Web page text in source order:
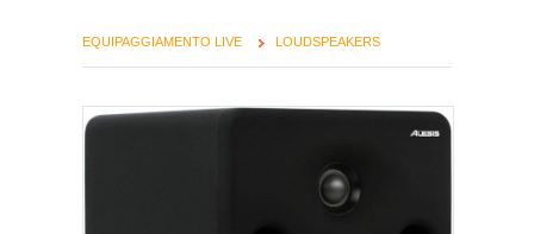
EQUIPAGGIAMENTO LIVE LOUDSPEAKERS